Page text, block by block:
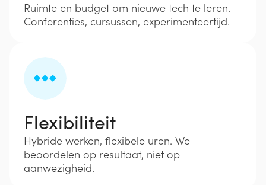
Ruimte en budget om nieuwe tech te leren.
Conferenties, cursussen, experimenteertijd.
Flexibiliteit
Hybride werken, flexibele uren. We
beoordelen op resultaat, niet op
aanwezigheid.